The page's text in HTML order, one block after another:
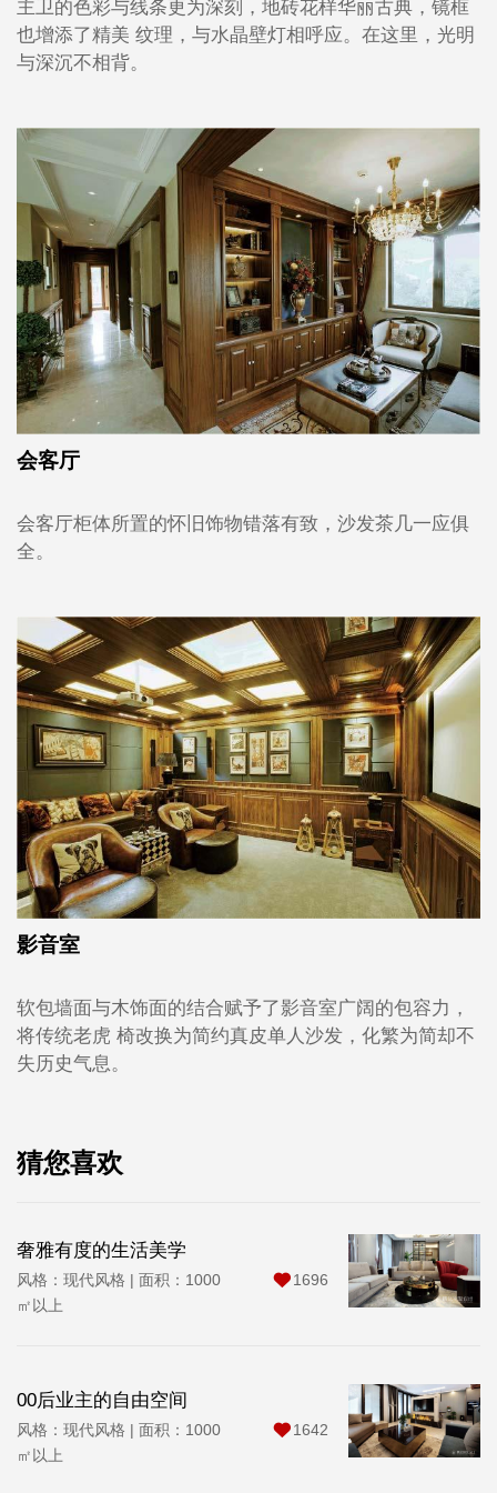
主卫的色彩与线条更为深刻，地砖花样华丽古典，镜框
也增添了精美 纹理，与水晶壁灯相呼应。在这里，光明
与深沉不相背。
会客厅
会客厅柜体所置的怀旧饰物错落有致，沙发茶几一应俱
全。
影音室
软包墙面与木饰面的结合赋予了影音室广阔的包容力，
将传统老虎 椅改换为简约真皮单人沙发，化繁为简却不
失历史气息。
猜您喜欢
奢雅有度的生活美学
风格：现代风格 | 面积：1000
㎡以上
1696
00后业主的自由空间
风格：现代风格 | 面积：1000
㎡以上
1642